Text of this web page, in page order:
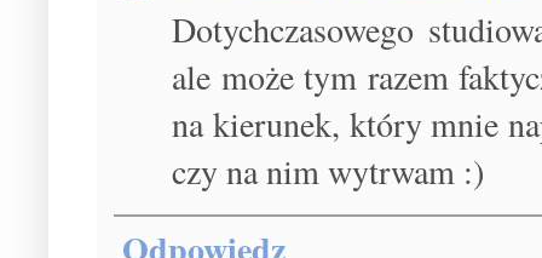
Dotychczasowego
ale może tym razem
na kierunek, który mnie
czy na nim wytrwam :)